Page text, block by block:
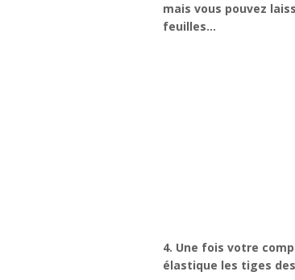
mais vous pouvez
feuilles...
4. Une fois votre
élastique les tiges